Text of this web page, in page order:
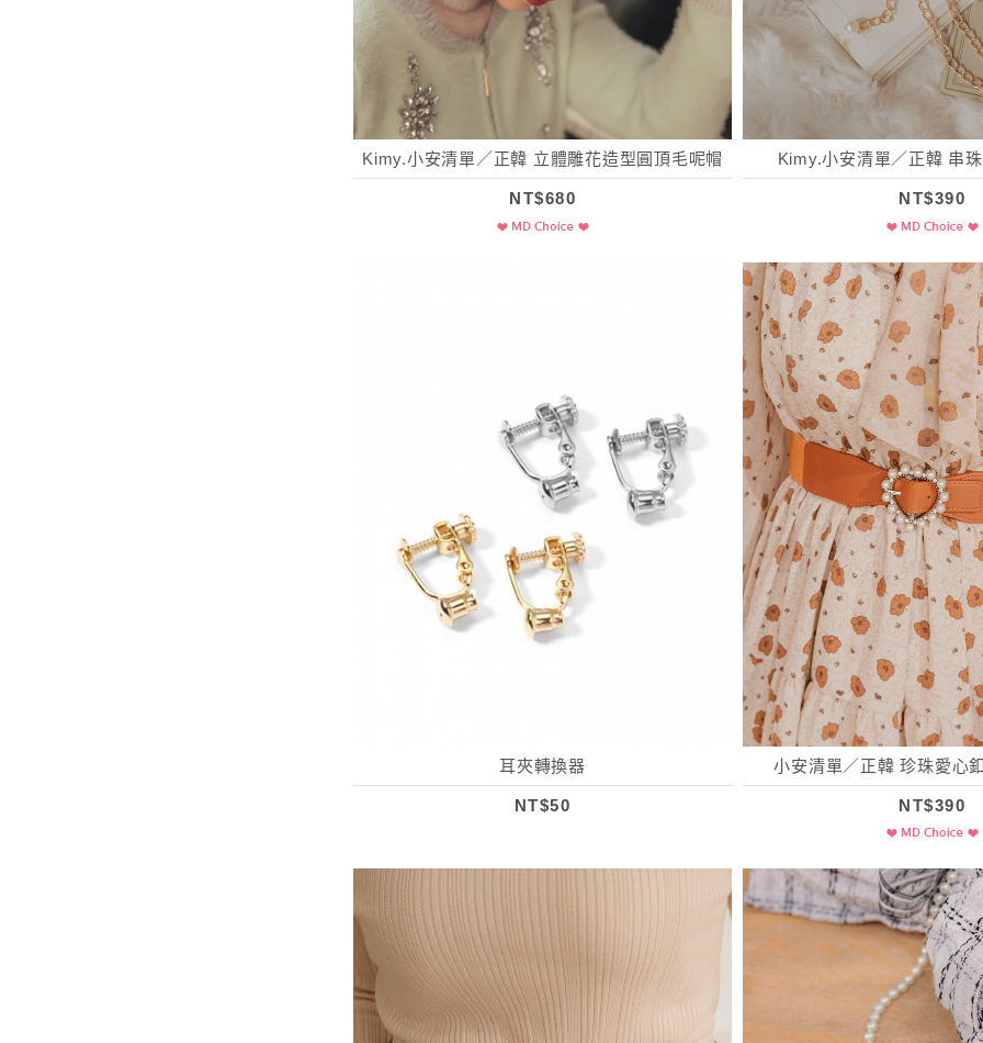
Kimy.小安清單／正韓 立體雕花造型圓頂毛呢帽
NT$680
Kimy.小安清單／正韓 串
NT$390
耳夾轉換器
NT$50
小安清單／正韓 珍珠愛心
NT$390